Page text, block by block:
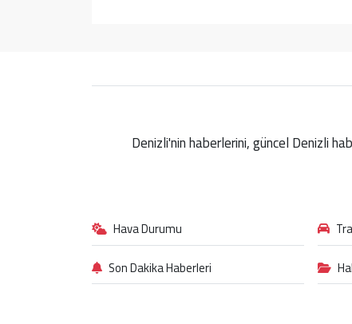
Denizli'nin haberlerini, güncel Denizli
Hava Durumu
Son Dakika Haberleri